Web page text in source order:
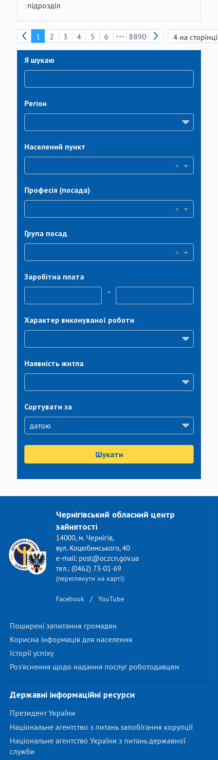
підрозділ
1 2 3 4 5 6 8890
Я шукаю
Регіон
Населений пункт
×
Професія (посада)
×
Група посад
×
Заробітна плата
-
Характер виконуваної роботи
Наявність житла
Сортувати за
Шукати
Чернігівський обласний центр
зайнятості
14000, м. Чернігів,
вул. Коцюбинського, 40
e-mail: post@oczcn.gov.ua
тел.: (0462) 73-01-69
(переглянути на карті)
Facebook / YouTube
Поширені запитання громадян
Корисна інформація для населення
Історії успіху
Роз'яснення щодо надання послуг роботодавцям
Державні інформаційні ресурси
Президент України
Національне агентство з питань запобігання корупції
Національне агентство України з питань державної
служби